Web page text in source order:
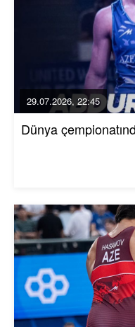
29.07.2026, 22:45
Dünya